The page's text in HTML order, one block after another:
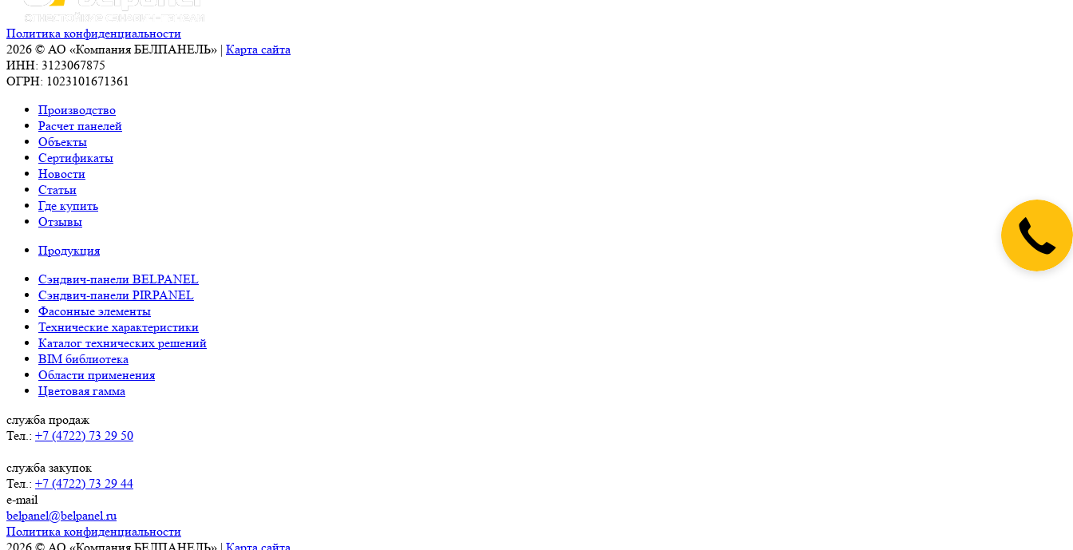
Политика конфиденциальности
2026 © АО «Компания БЕЛПАНЕЛЬ» | Карта сайта
ИНН: 3123067875
ОГРН: 1023101671361
Производство
Расчет панелей
Объекты
Сертификаты
Новости
Статьи
Где купить
Отзывы
Продукция
Сэндвич-панели BELPANEL
Сэндвич-панели PIRPANEL
Фасонные элементы
Технические характеристики
Каталог технических решений
BIM библиотека
Области применения
Цветовая гамма
служба продаж
Тел.: +7 (4722) 73 29 50
служба закупок
Тел.: +7 (4722) 73 29 44
e-mail
belpanel@belpanel.ru
Политика конфиденциальности